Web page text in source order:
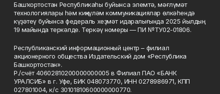
Башҡортостан Республикаһы буйынса элемтә, мәғлүмәт
технологиялары һәм киңкүләм коммуникациялар өлкәһендә
күҙәтеү буйынса федераль хеҙмәт идаралығында 2025 йылдың
19 майында теркәлде. Теркәү номеры — ПИ №ТУ02-01806.
Республиканский информационный центр – филиал
акционерного общества Издательский дом «Республика
Башкортостан».
Р./счёт 40602810200000000005 в Филиал ПАО «БАНК
УРАЛСИБ» в г. Уфе, БИК 048073770, ИНН 0278986971, КПП
027801004, к/с 30101810600000000770.